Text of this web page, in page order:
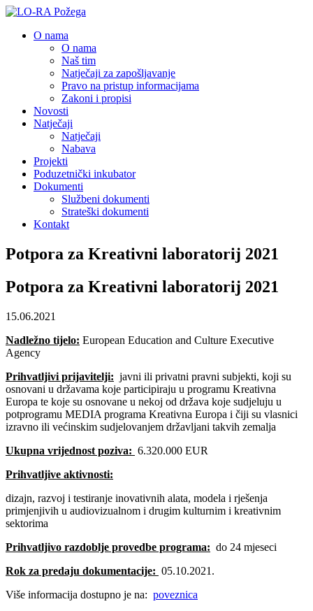
O nama
O nama
Naš tim
Natječaji za zapošljavanje
Pravo na pristup informacijama
Zakoni i propisi
Novosti
Natječaji
Natječaji
Nabava
Projekti
Poduzetnički inkubator
Dokumenti
Službeni dokumenti
Strateški dokumenti
Kontakt
Potpora za Kreativni laboratorij 2021
Potpora za Kreativni laboratorij 2021
15.06.2021
Nadležno tijelo: European Education and Culture Executive
Agency
Prihvatljivi prijavitelji: javni ili privatni pravni subjekti, koji su
osnovani u državama koje participiraju u programu Kreativna
Europa te koje su osnovane u nekoj od država koje sudjeluju u
potprogramu MEDIA programa Kreativna Europa i čiji su vlasnici
izravno ili većinskim sudjelovanjem državljani takvih zemalja
Ukupna vrijednost poziva: 6.320.000 EUR
Prihvatljive aktivnosti:
dizajn, razvoj i testiranje inovativnih alata, modela i rješenja
primjenjivih u audiovizualnom i drugim kulturnim i kreativnim
sektorima
Prihvatljivo razdoblje provedbe programa: do 24 mjeseci
Rok za predaju dokumentacije: 05.10.2021.
Više informacija dostupno je na: poveznica